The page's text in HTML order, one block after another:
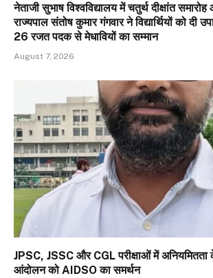
नेताजी सुभाष विश्वविद्यालय में चतुर्थ दीक्षांत
राज्यपाल संतोष कुमार गंगवार ने विद्यार्थियों को दी
26 रजत पदक से मेधावियों का सम्मान
August 7, 2026
JPSC, JSSC और CGL परीक्षाओं में
आंदोलन को AIDSO का समर्थन